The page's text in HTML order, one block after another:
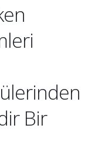
Bir